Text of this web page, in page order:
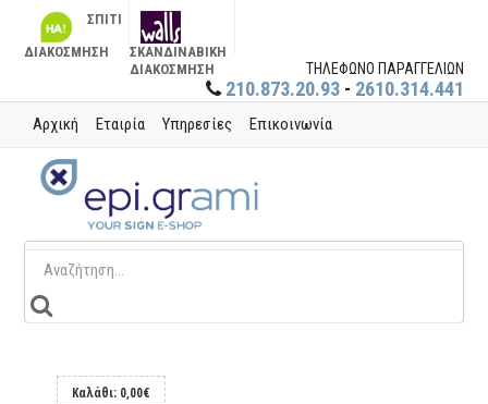
ΣΠΙΤΙ
ΔΙΑΚΟΣΜΗΣΗ
ΣΚΑΝΔΙΝΑΒΙΚΗ
ΔΙΑΚΟΣΜΗΣΗ
ΤΗΛΕΦΩΝΟ ΠΑΡΑΓΓΕΛΙΩΝ
210.873.20.93 - 2610.314.441
Αρχική Εταιρία Υπηρεσίες Επικοινωνία
Καλάθι: 0,00€